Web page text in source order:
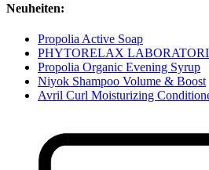
Neuheiten:
Propolia Active Soap
PHYTORELAX
Propolia Organic Evening Syrup
Niyok Shampoo Volume & Boost
Avril Curl Moisturizing